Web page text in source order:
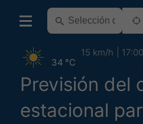
Previsión del
estacional
34 °C
15 km/h 17:00